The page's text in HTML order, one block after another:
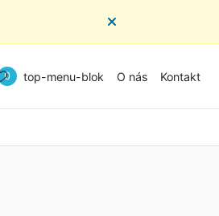
0 top-menu-blok O nás Kontakt